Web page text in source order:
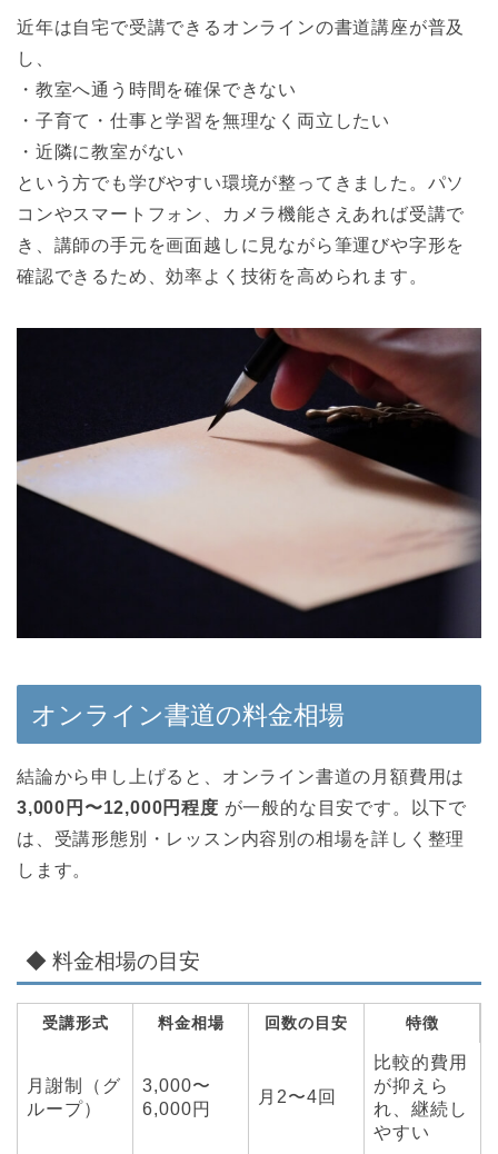
近年は自宅で受講できるオンラインの書道講座が普及
し、
・教室へ通う時間を確保できない
・子育て・仕事と学習を無理なく両立したい
・近隣に教室がない
という方でも学びやすい環境が整ってきました。パソ
コンやスマートフォン、カメラ機能さえあれば受講で
き、講師の手元を画面越しに見ながら筆運びや字形を
確認できるため、効率よく技術を高められます。
オンライン書道の料金相場
結論から申し上げると、オンライン書道の月額費用は
3,000円〜12,000円程度 が一般的な目安です。以下で
は、受講形態別・レッスン内容別の相場を詳しく整理
します。
◆ 料金相場の目安
受講形式 料金相場 回数の目安 特徴
月謝制（グ
ループ）
3,000〜
6,000円
月2〜4回
比較的費用
が抑えら
れ、継続し
やすい